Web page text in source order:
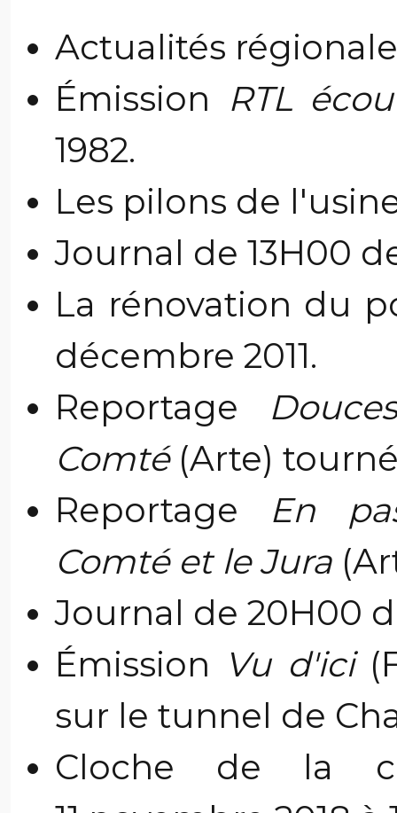
Actualités
Émission RTL
1982.
Les pilons de
Journal de 13H00
La rénovation du
décembre 2011.
Reportage
Comté(Arte) tourné
Reportage En
Comté et le Jura
Journal de 20H00
Émission Vu d'ici
sur le tunnel de
Cloche de la